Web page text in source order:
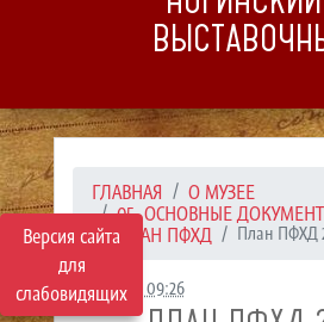
Версия сайта
для
слабовидящих
ГЛАВНАЯ
О МУЗЕЕ
05. ОСНОВНЫЕ
ПЛАН ПФХД
План ПФХД
24.08.2023 09:26